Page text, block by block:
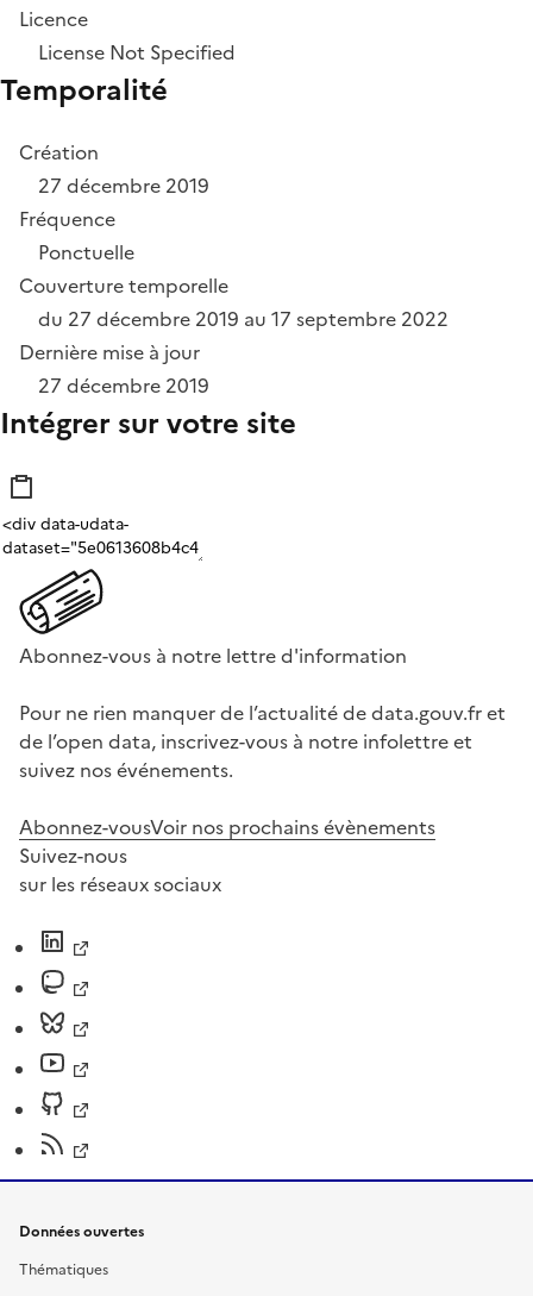
Licence
License Not Specified
Temporalité
Création
27 décembre 2019
Fréquence
Ponctuelle
Couverture temporelle
du 27 décembre 2019 au 17 septembre 2022
Dernière mise à jour
27 décembre 2019
Intégrer sur votre site
Abonnez-vous à notre lettre d'information
Pour ne rien manquer de l’actualité de data.gouv.fr et
de l’open data, inscrivez-vous à notre infolettre et
suivez nos événements.
Abonnez-vousVoir nos prochains évènements
Suivez-nous
sur les réseaux sociaux
Données ouvertes
Thématiques